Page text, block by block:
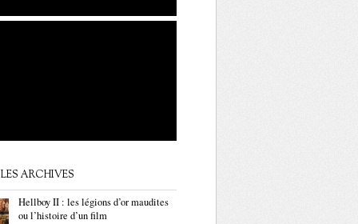
ARCHIVES
Hellboy II : les légions d’or maudites
ou l’histoire d’un film